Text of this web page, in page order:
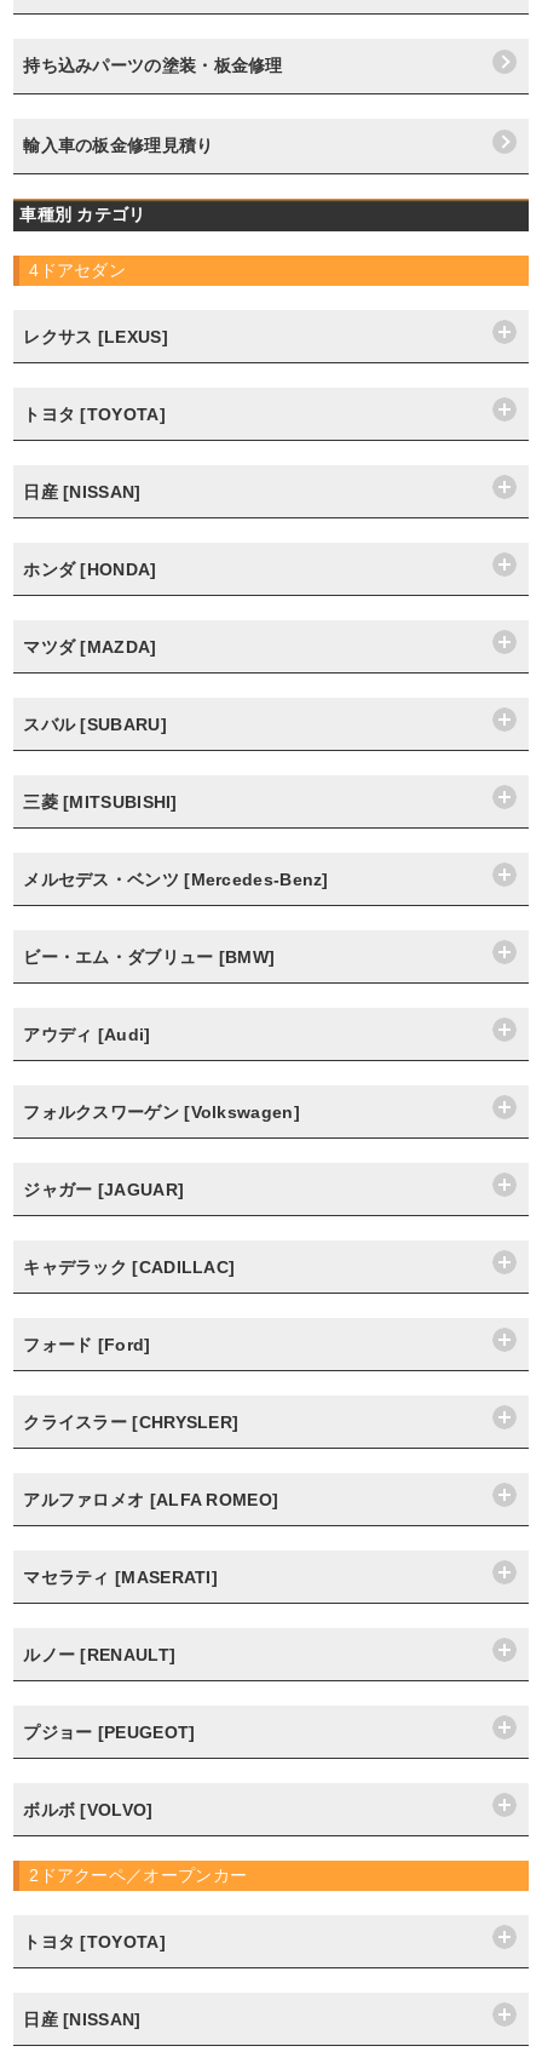
持ち込みパーツの塗装・板金修理
輸入車の板金修理見積り
車種別 カテゴリ
4ドアセダン
レクサス [LEXUS]
トヨタ [TOYOTA]
日産 [NISSAN]
ホンダ [HONDA]
マツダ [MAZDA]
スバル [SUBARU]
三菱 [MITSUBISHI]
メルセデス・ベンツ [Mercedes-Benz]
ビー・エム・ダブリュー [BMW]
アウディ [Audi]
フォルクスワーゲン [Volkswagen]
ジャガー [JAGUAR]
キャデラック [CADILLAC]
フォード [Ford]
クライスラー [CHRYSLER]
アルファロメオ [ALFA ROMEO]
マセラティ [MASERATI]
ルノー [RENAULT]
プジョー [PEUGEOT]
ボルボ [VOLVO]
2ドアクーペ／オープンカー
トヨタ [TOYOTA]
日産 [NISSAN]